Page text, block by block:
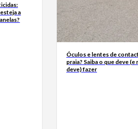
a
Óculos e lentes de
praia? Saiba o que deve (e
deve) fazer